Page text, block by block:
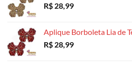
R$ 28,99
Aplique Borboleta Lia de
R$ 28,99